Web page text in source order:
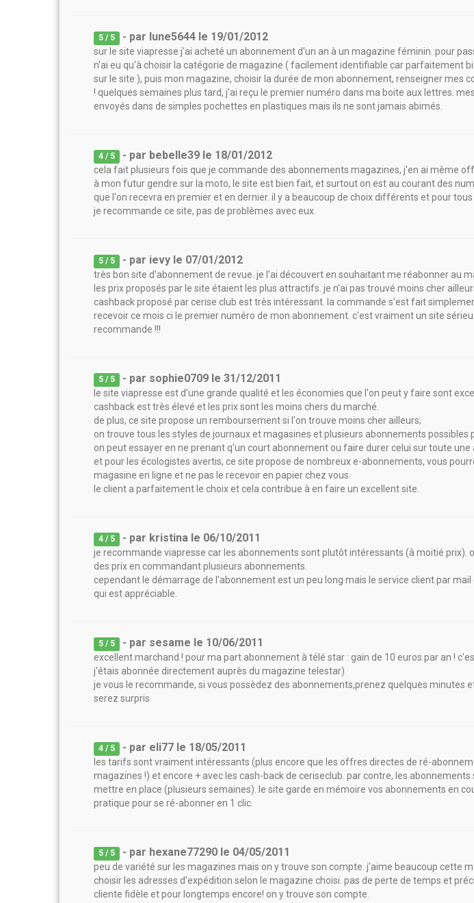
5 / 5 - par lune5644 le 19/01/2012
sur le site viapresse j'ai acheté un abonnement d'un an à un magazine féminin. pour
n'ai eu qu'à choisir la catégorie de magazine ( facilement identifiable car parfaitement
sur le site ), puis mon magazine, choisir la durée de mon abonnement, renseigner mes
! quelques semaines plus tard, j'ai reçu le premier numéro dans ma boite aux lettres.
envoyés dans de simples pochettes en plastiques mais ils ne sont jamais abimés.
4 / 5 - par bebelle39 le 18/01/2012
cela fait plusieurs fois que je commande des abonnements magazines, j'en ai même
à mon futur gendre sur la moto, le site est bien fait, et surtout on est au courant des
que l'on recevra en premier et en dernier. il y a beaucoup de choix différents et pour tous
je recommande ce site, pas de problèmes avec eux.
5 / 5 - par ievy le 07/01/2012
très bon site d'abonnement de revue. je l'ai découvert en souhaitant me réabonner au
les prix proposés par le site étaient les plus attractifs. je n'ai pas trouvé moins cher
cashback proposé par cerise club est très intéressant. la commande s'est fait
recevoir ce mois ci le premier numéro de mon abonnement. c'est vraiment un site
recommande !!!
5 / 5 - par sophie0709 le31/12/2011
le site viapresse est d'une grande qualité et les économies que l'on peut y faire sont
cashback est très élevé et les prix sont les moins chers du marché.
de plus, ce site propose un remboursement si l'on trouve moins cher ailleurs;
on trouve tous les styles de journaux et magasines et plusieurs abonnements possibles
on peut essayer en ne prenant q'un court abonnement ou faire durer celui sur toute une
et pour les écologistes avertis, ce site propose de nombreux e-abonnements, vous
magasine en ligne et ne pas le recevoir en papier chez vous.
le client a parfaitement le choix et cela contribue à en faire un excellent site.
4 / 5 - par kristina le 06/10/2011
je recommande viapresse car les abonnements sont plutôt intéressants (à moitié prix).
des prix en commandant plusieurs abonnements.
cependant le démarrage de l'abonnement est un peu long mais le service client par
qui est appréciable.
5 / 5 - par sesame le 10/06/2011
excellent marchand ! pour ma part abonnement à télé star : gain de 10 euros par an !
j'étais abonnée directement auprès du magazine telestar)
je vous le recommande, si vous possèdez des abonnements,prenez quelques minutes
serez surpris
4 / 5 - par eli77 le 18/05/2011
les tarifs sont vraiment intéressants (plus encore que les offres directes de ré-
magazines !) et encore + avec les cash-back de ceriseclub. par contre, les abonnements
mettre en place (plusieurs semaines). le site garde en mémoire vos abonnements en
pratique pour se ré-abonner en 1 clic.
5 / 5 - par hexane77290 le 04/05/2011
peu de variété sur les magazines mais on y trouve son compte. j'aime beaucoup cette
choisir les adresses d'expédition selon le magazine choisi. pas de perte de temps et
cliente fidèle et pour longtemps encore! on y trouve son compte.